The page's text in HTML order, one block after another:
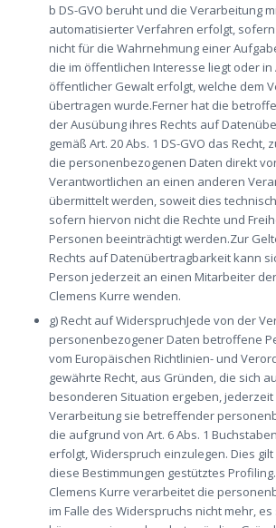
b DS-GVO beruht und die Verarbeitung
automatisierter Verfahren erfolgt,
nicht für die Wahrnehmung einer
die im öffentlichen Interesse liegt oder in
öffentlicher Gewalt erfolgt, welche dem
übertragen wurde.Ferner hat die
der Ausübung ihres Rechts auf
gemäß Art. 20 Abs. 1 DS-GVO das Recht,
die personenbezogenen Daten direkt
Verantwortlichen an einen anderen
übermittelt werden, soweit dies
sofern hiervon nicht die Rechte und
Personen beeinträchtigt werden.Zur
Rechts auf Datenübertragbarkeit kann
Person jederzeit an einen Mitarbeiter
Clemens Kurre wenden.
g) Recht auf WiderspruchJede von der
personenbezogener Daten betroffene
vom Europäischen Richtlinien- und
gewährte Recht, aus Gründen, die sich
besonderen Situation ergeben, jederzeit
Verarbeitung sie betreffender
die aufgrund von Art. 6 Abs. 1
erfolgt, Widerspruch einzulegen. Dies
diese Bestimmungen gestütztes
Clemens Kurre verarbeitet die
im Falle des Widerspruchs nicht mehr,